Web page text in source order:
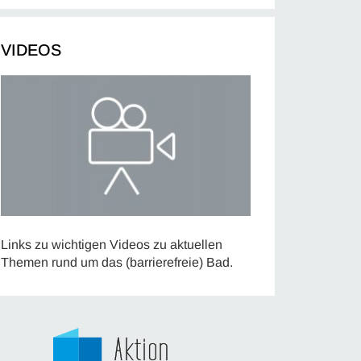
VIDEOS
Links zu wichtigen Videos zu aktuellen
Themen rund um das (barrierefreie) Bad.